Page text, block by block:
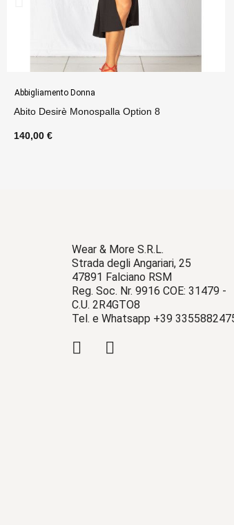
Abbigliamento Donna
Abito Babi Option 5
140,00 €
Wear & More S.R.L.
Strada degli Angariari, 25
47891 Falciano RSM
Reg. Soc. Nr. 9916 COE: 31479 -
C.U. 2R4GTO8
Tel. e Whatsapp +39